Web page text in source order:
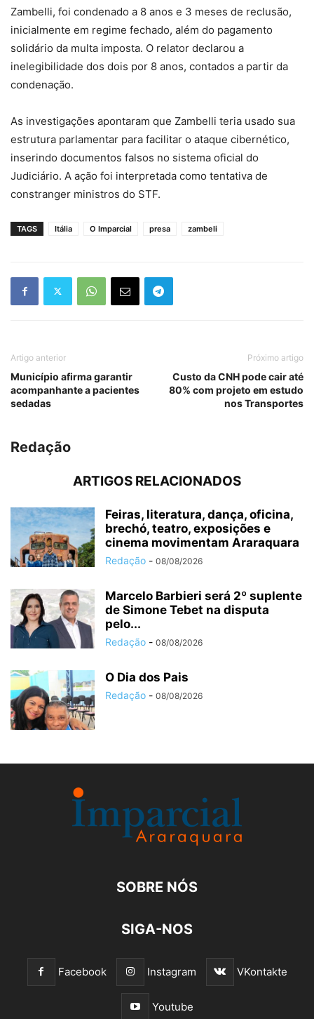
Zambelli, foi condenado a 8 anos e 3 meses de reclusão,
inicialmente em regime fechado, além do pagamento
solidário da multa imposta. O relator declarou a
inelegibilidade dos dois por 8 anos, contados a partir da
condenação.
As investigações apontaram que Zambelli teria usado sua
estrutura parlamentar para facilitar o ataque cibernético,
inserindo documentos falsos no sistema oficial do
Judiciário. A ação foi interpretada como tentativa de
constranger ministros do STF.
TAGS Itália O Imparcial presa zambeli
Artigo anterior
Município afirma garantir
acompanhante a pacientes
sedadas
Próximo artigo
Custo da CNH pode cair até
80% com projeto em estudo
nos Transportes
Redação
ARTIGOS RELACIONADOS
Feiras, literatura, dança, oficina,
brechó, teatro, exposições e
cinema movimentam Araraquara
Redação - 08/08/2026
Marcelo Barbieri será 2º suplente
de Simone Tebet na disputa
pelo...
Redação - 08/08/2026
O Dia dos Pais
Redação - 08/08/2026
SOBRE NÓS
SIGA-NOS
Facebook Instagram VKontakte
Youtube